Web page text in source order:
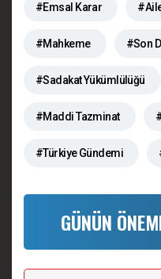
#Emsal Karar
#Mahkeme #Son
#Sadakat Yükümlülüğü
#Maddi Tazminat
#Türkiye Gündemi
GÜNÜN